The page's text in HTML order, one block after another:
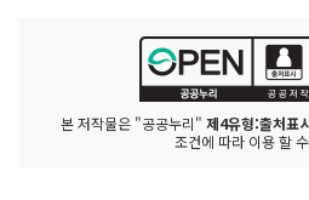
본 저작물은 "공공누리" 제4유형:출처표
조건에 따라 이용 할